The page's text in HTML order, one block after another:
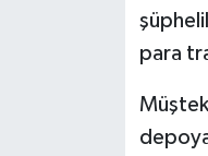
para